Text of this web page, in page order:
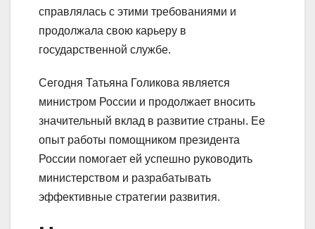
справлялась с этими требованиями и
продолжала свою карьеру в
государственной службе.
Сегодня Татьяна Голикова является
министром России и продолжает вносить
значительный вклад в развитие страны. Ее
опыт работы помощником президента
России помогает ей успешно руководить
министерством и разрабатывать
эффективные стратегии развития.